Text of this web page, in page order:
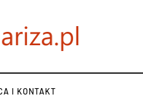
I KONTAKT